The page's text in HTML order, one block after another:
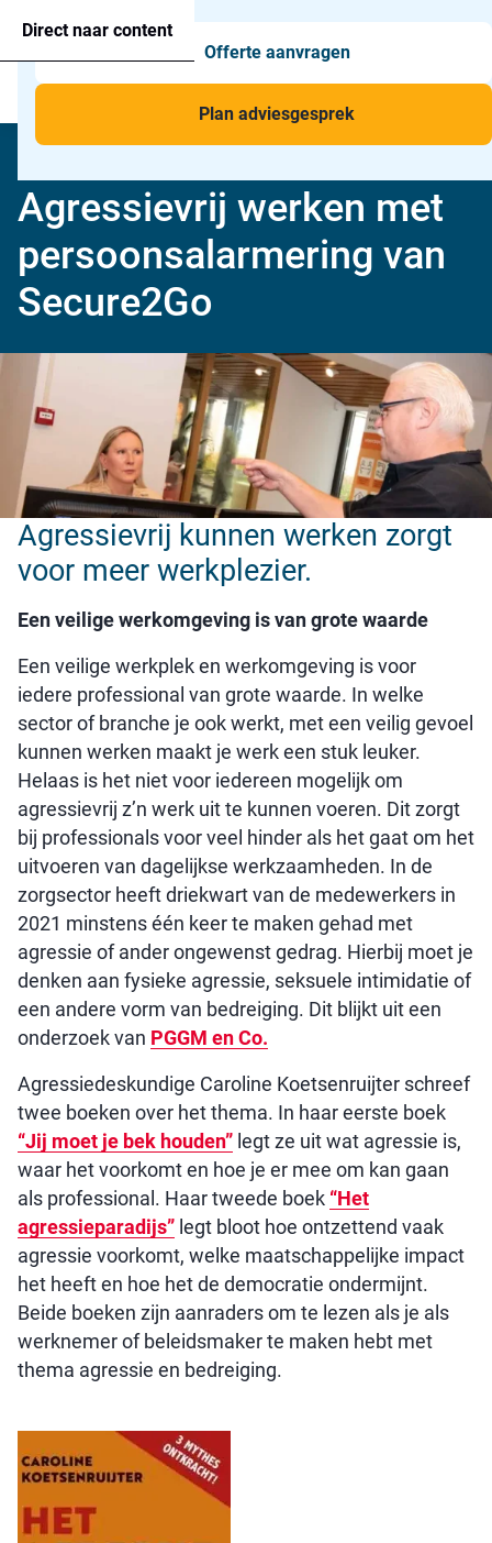
Direct naar content
Menu
Agressie alarmering
Man-down & BHV Alarmering
Voor wie
Toepassingen
Offerte aanvragen
Plan adviesgesprek
AGRESSIE
Agressievrij werken met
persoonsalarmering van
Secure2Go
Agressievrij kunnen werken zorgt
voor meer werkplezier.
Een veilige werkomgeving is van grote waarde
Een veilige werkplek en werkomgeving is voor
iedere professional van grote waarde. In welke
sector of branche je ook werkt, met een veilig gevoel
kunnen werken maakt je werk een stuk leuker.
Helaas is het niet voor iedereen mogelijk om
agressievrij z’n werk uit te kunnen voeren. Dit zorgt
bij professionals voor veel hinder als het gaat om het
uitvoeren van dagelijkse werkzaamheden. In de
zorgsector heeft driekwart van de medewerkers in
2021 minstens één keer te maken gehad met
agressie of ander ongewenst gedrag. Hierbij moet je
denken aan fysieke agressie, seksuele intimidatie of
een andere vorm van bedreiging. Dit blijkt uit een
onderzoek van PGGM en Co.
Agressiedeskundige Caroline Koetsenruijter schreef
twee boeken over het thema. In haar eerste boek
“Jij moet je bek houden” legt ze uit wat agressie is,
waar het voorkomt en hoe je er mee om kan gaan
als professional. Haar tweede boek “Het
agressieparadijs” legt bloot hoe ontzettend vaak
agressie voorkomt, welke maatschappelijke impact
het heeft en hoe het de democratie ondermijnt.
Beide boeken zijn aanraders om te lezen als je als
werknemer of beleidsmaker te maken hebt met
thema agressie en bedreiging.